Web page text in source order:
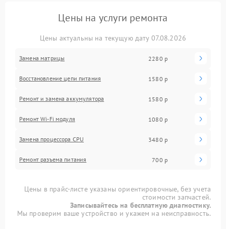
Цены на услуги ремонта
Цены актуальны на текущую дату 07.08.2026
Замена матрицы 2280 р
Восстановление цепи питания 1580 р
Ремонт и замена аккумулятора 1580 р
Ремонт Wi-Fi модуля 1080 р
Замена процессора CPU 3480 р
Ремонт разъема питания 700 р
Цены в прайс-листе указаны ориентировочные, без учета
стоимости запчастей.
Записывайтесь на бесплатную диагностику.
Мы проверим ваше устройство и укажем на неисправность.